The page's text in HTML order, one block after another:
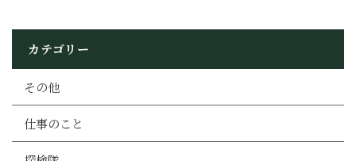
カテゴリー
その他
仕事のこと